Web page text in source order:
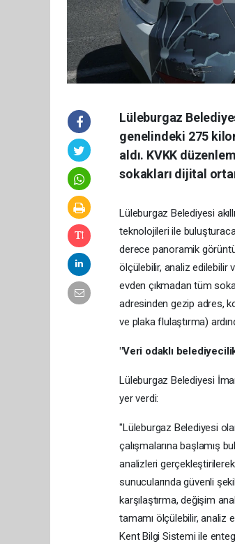
Lüleburgaz
genelindeki 275
aldı. KVKK
sokakları dijital
Lüleburgaz Belediyesi
teknolojileri ile
derece panoramik
ölçülebilir, analiz edilebilir
evden çıkmadan tüm
adresinden gezip adres,
ve plaka flulaştırma)
"Veri odakl ıbelediyecil i
Lüleburgaz Belediyesi
yer verdi:
"Lüleburgaz Belediyesi
çalışmalarına başlamış
analizleri
sunucularında güvenli
karşılaştırma, değişim
tamamı ölçülebilir, analiz
Kent Bilgi Sistemi ile